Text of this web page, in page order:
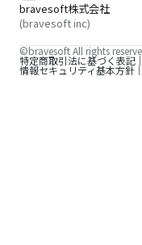
bravesoft株式会社
(bravesoft inc)
特定商取引法に基づく表記
情報セキュリティ基本方針
©bravesoft All rights